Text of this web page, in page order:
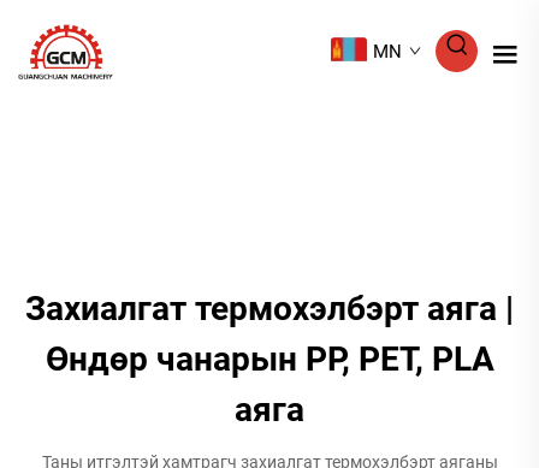
MN
Захиалгат термохэлбэрт аяга |
Өндөр чанарын PP, PET, PLA
аяга
Таны итгэлтэй хамтрагч захиалгат термохэлбэрт аяганы